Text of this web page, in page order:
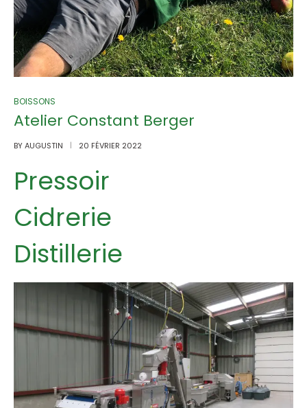
BOISSONS
Atelier Constant Berger
BYAUGUSTIN 20 FÉVRIER 2022
Pressoir
Cidrerie
Distillerie